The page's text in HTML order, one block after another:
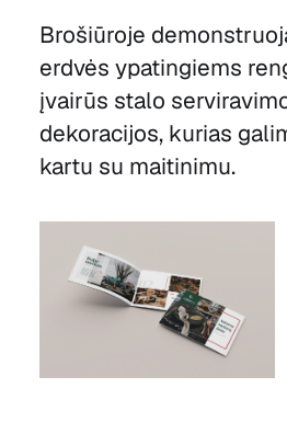
Brošiūroje
erdvės ypatingiems
įvairūs stalo
dekoracijos, kurias
kartu su maitinimu.